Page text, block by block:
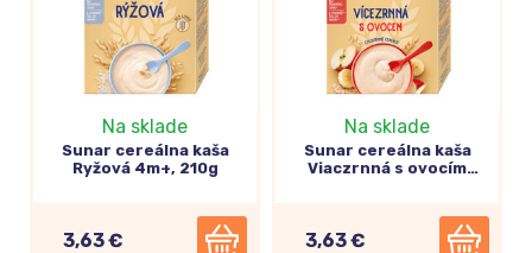
Na sklade
Sunar cereálna kaša
Ryžová 4m+, 210g
3,63 €
Na sklade
Sunar cereálna kaša
Viaczrnná s ovocím
3,63 €